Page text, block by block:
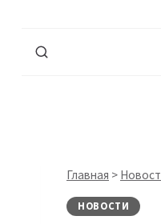
Главная >
НОВОСТИ